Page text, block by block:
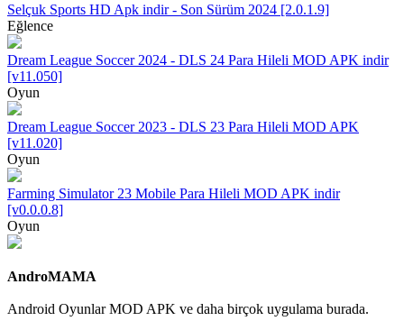
Selçuk Sports HD Apk indir - Son Sürüm 2024 [2.0.1.9]
Eğlence
Dream League Soccer 2024 - DLS 24 Para Hileli MOD APK indir
[v11.050]
Oyun
Dream League Soccer 2023 - DLS 23 Para Hileli MOD APK
[v11.020]
Oyun
Farming Simulator 23 Mobile Para Hileli MOD APK indir
[v0.0.0.8]
Oyun
AndroMAMA
Android Oyunlar MOD APK ve daha birçok uygulama burada.